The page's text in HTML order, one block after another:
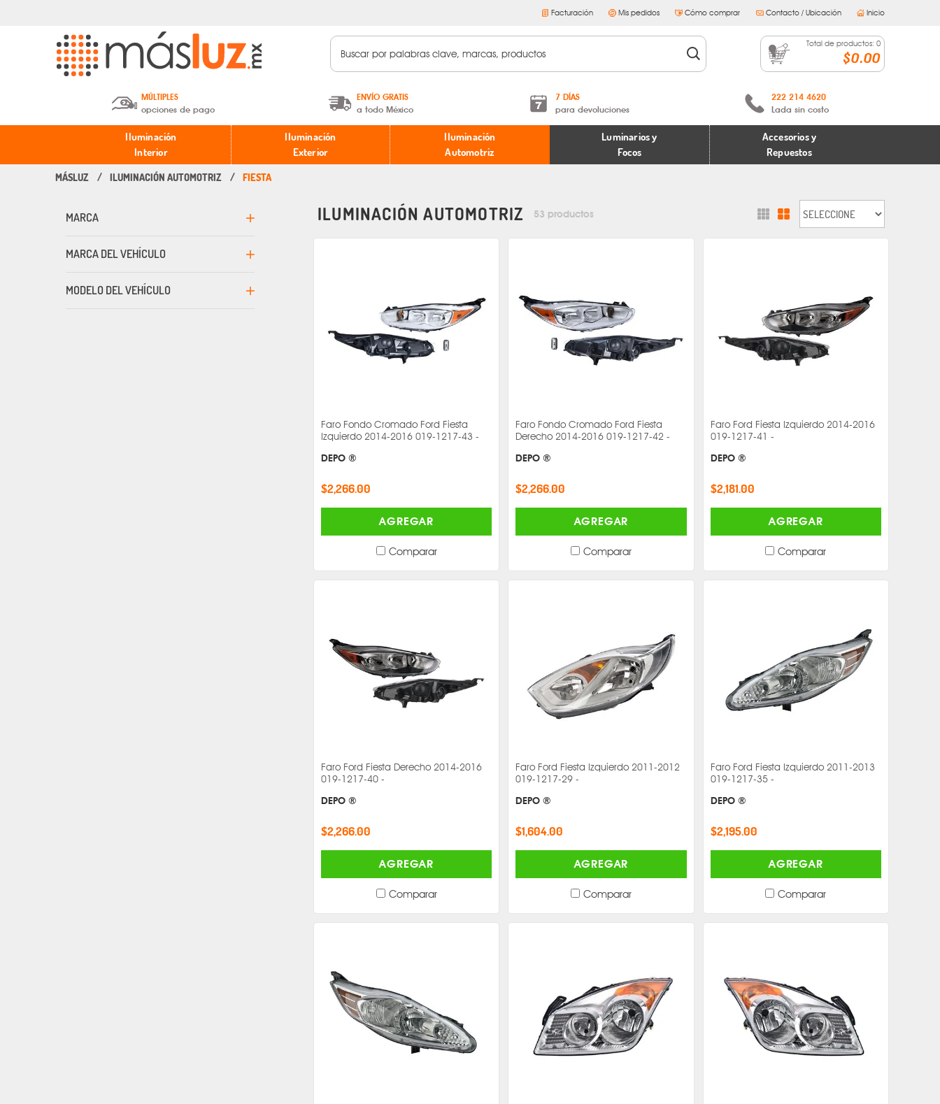
Facturación Mis pedidos Cómo comprar Contacto / Ubicación Inicio
Total de productos: 0
$0.00
MÚLTIPLES
opciones de pago
Depósito en efectivo o Cheque y
Transferencia.
ENVÍO GRATIS
a todo México
A partir de $599 MXN.
* Aplican restricciones
7 DÍAS
para devoluciones
Términos y condiciones
Políticas de devoluciones
222 214 4620
Lada sin costo
Iluminación
Interior
Iluminación
Exterior
Iluminación
Automotriz
Luminarios y
Focos
Accesorios y
Repuestos
ILUMINACIÓN AUTOMOTRIZ FIESTA
MARCA
MARCA DEL VEHÍCULO
MODELO DEL VEHÍCULO
ILUMINACIÓN AUTOMOTRIZ 53 productos
Faro Fondo Cromado Ford Fiesta
Izquierdo 2014-2016 019-1217-43 -
DEPO ®
$2,266.00
AGREGAR
Comparar
Faro Fondo Cromado Ford Fiesta
Derecho 2014-2016 019-1217-42 -
DEPO ®
$2,266.00
AGREGAR
Comparar
Faro Ford Fiesta Izquierdo 2014-2016
019-1217-41 -
DEPO ®
$2,181.00
AGREGAR
Comparar
Faro Ford Fiesta Derecho 2014-2016
019-1217-40 -
DEPO ®
$2,266.00
AGREGAR
Comparar
Faro Ford Fiesta Izquierdo 2011-2012
019-1217-29 -
DEPO ®
$1,604.00
AGREGAR
Comparar
Faro Ford Fiesta Izquierdo 2011-2013
019-1217-35 -
DEPO ®
$2,195.00
AGREGAR
Comparar